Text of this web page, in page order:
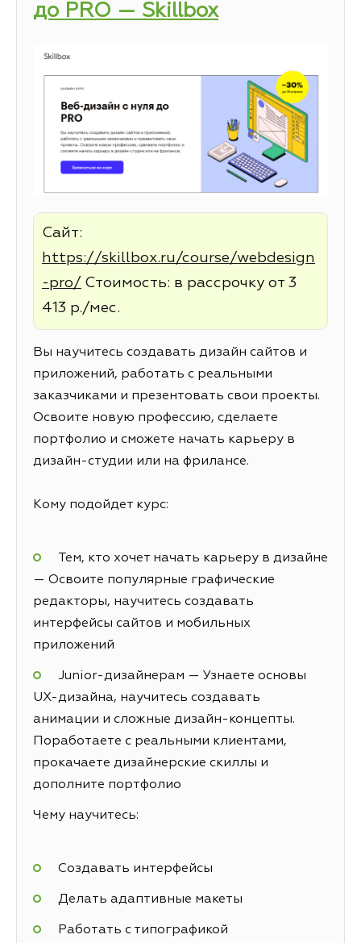
до PRO — Skillbox
Сайт:
https://skillbox.ru/course/webdesign
-pro/ Стоимость: в рассрочку от 3
413 р./мес.
Вы научитесь создавать дизайн сайтов и
приложений, работать с реальными
заказчиками и презентовать свои проекты.
Освоите новую профессию, сделаете
портфолио и сможете начать карьеру в
дизайн-студии или на фрилансе.
Кому подойдет курс:
Тем, кто хочет начать карьеру в дизайне
— Освоите популярные графические
редакторы, научитесь создавать
интерфейсы сайтов и мобильных
приложений
Junior-дизайнерам — Узнаете основы
UX-дизайна, научитесь создавать
анимации и сложные дизайн-концепты.
Поработаете с реальными клиентами,
прокачаете дизайнерские скиллы и
дополните портфолио
Чему научитесь:
Создавать интерфейсы
Делать адаптивные макеты
Работать с типографикой